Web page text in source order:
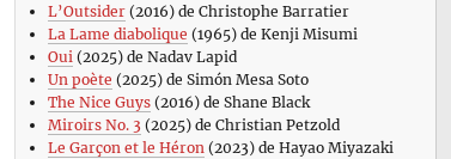
L’Outsider(2016) de Christophe Barratier
La Lame diabolique (1965) de Kenji Misumi
Oui(2025) de Nadav Lapid
Un poète (2025) de Simón Mesa Soto
The Nice Guys(2016) de Shane Black
Miroirs No. 3 (2025) de Christian Petzold
Le Garçon et le Héron(2023) de Hayao Miyazaki